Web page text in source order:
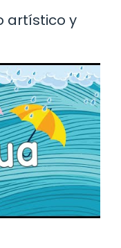
artístico y